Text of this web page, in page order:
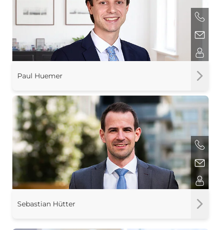
Paul Huemer
Sebastian Hütter